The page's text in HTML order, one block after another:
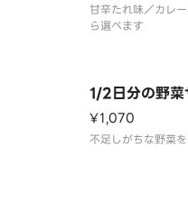
甘辛たれ味／カレ
ら選べます
1/2日分の野
¥1,070
不足しがちな野菜